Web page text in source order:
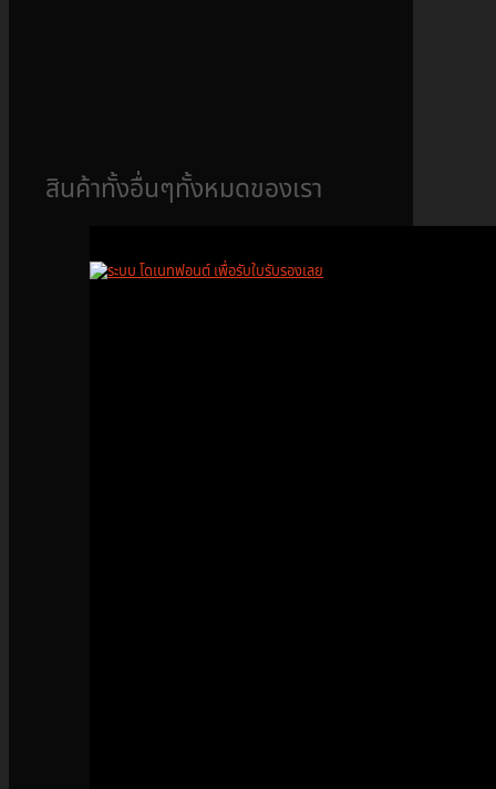
สินค้าทั้งอื่นๆทั้งหมดของเรา